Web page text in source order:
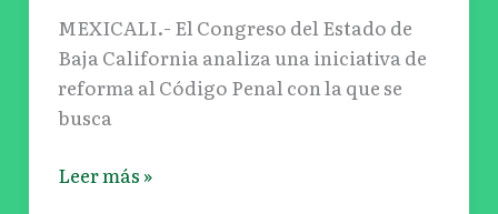
MEXICALI.- El Congreso del Estado de
Baja California analiza una iniciativa de
reforma al Código Penal con la que se
busca
compradores
de
buena
fe
vehículos
Leer más »